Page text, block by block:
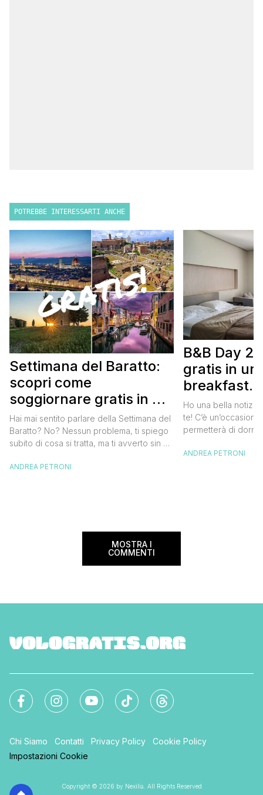
POTREBBE INTERESSARTI ANCHE
Settimana del Baratto:
scopri come
soggiornare gratis in un
bed and breakfast
Hai mai sentito parlare della Settimana del
Baratto? No? Nessun problema, ti spiego
subito di cosa si tratta, ma ti avverto sin da
tantissimo perché ti permetterà di
ANDREA PETRONI
B&B Day
gratis in un
breakfast.
gratis
Ho una bella
te! C’è
permetterà di
meravigliosi del
ANDREA PETRONI
MOSTRA I
COMMENTI
Chi Siamo Contatti Privacy Policy
Cookie Policy
Impostazioni Cookie
Copyright © 2026 by Nexilia. All Rights Reserved